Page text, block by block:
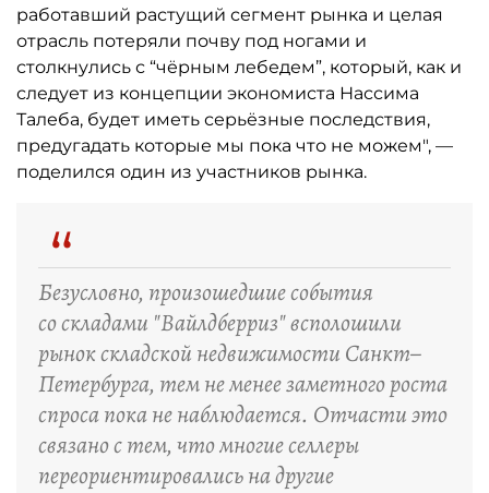
работавший растущий сегмент рынка и целая
отрасль потеряли почву под ногами и
столкнулись с “чёрным лебедем”, который, как и
следует из концепции экономиста Нассима
Талеба, будет иметь серьёзные последствия,
предугадать которые мы пока что не можем", —
поделился один из участников рынка.
“
Безусловно, произошедшие события
со складами "Вайлдберриз" всполошили
рынок складской недвижимости Санкт–
Петербурга, тем не менее заметного роста
спроса пока не наблюдается. Отчасти это
связано с тем, что многие селлеры
переориентировались на другие